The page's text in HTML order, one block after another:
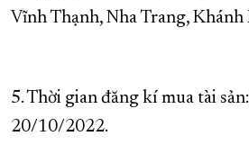
Vĩnh Thạnh, Nha Trang, Khánh
5. Thời gian đăng kí mua tài
20/10/2022.